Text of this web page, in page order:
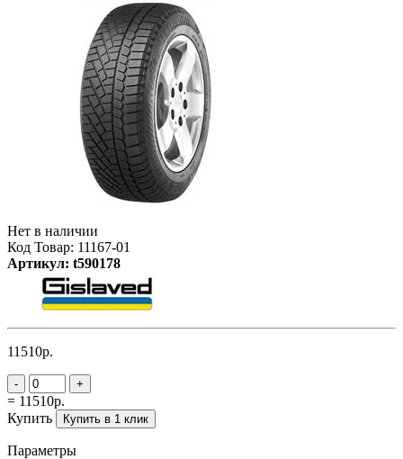
Нет в наличии
Код Товар: 11167-01
Артикул: t590178
11510р.
- +
= 11510р.
Купить
Купить в 1 клик
Параметры